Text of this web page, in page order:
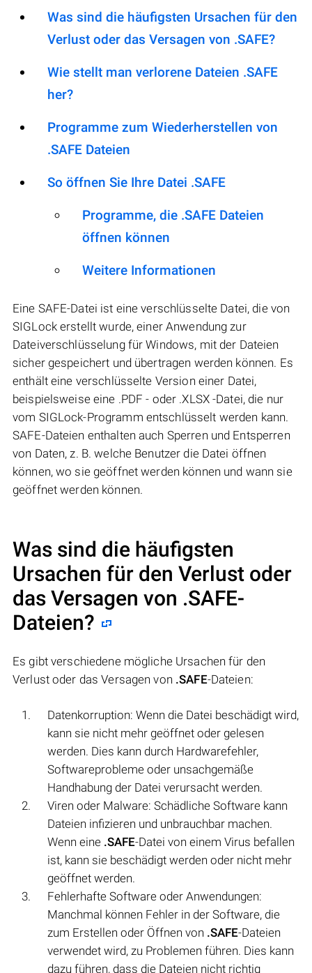
Was sind die häufigsten Ursachen für den
Verlust oder das Versagen von .SAFE?
Wie stellt man verlorene Dateien .SAFE
her?
Programme zum Wiederherstellen von
.SAFE Dateien
So öffnen Sie Ihre Datei .SAFE
Programme, die .SAFE Dateien
öffnen können
Weitere Informationen
Eine SAFE-Datei ist eine verschlüsselte Datei, die von
SIGLock erstellt wurde, einer Anwendung zur
Dateiverschlüsselung für Windows, mit der Dateien
sicher gespeichert und übertragen werden können. Es
enthält eine verschlüsselte Version einer Datei,
beispielsweise eine .PDF - oder .XLSX -Datei, die nur
vom SIGLock-Programm entschlüsselt werden kann.
SAFE-Dateien enthalten auch Sperren und Entsperren
von Daten, z. B. welche Benutzer die Datei öffnen
können, wo sie geöffnet werden können und wann sie
geöffnet werden können.
Was sind die häufigsten
Ursachen für den Verlust oder
das Versagen von .SAFE-
Dateien?
Es gibt verschiedene mögliche Ursachen für den
Verlust oder das Versagen von .SAFE-Dateien:
Datenkorruption: Wenn die Datei beschädigt wird,
kann sie nicht mehr geöffnet oder gelesen
werden. Dies kann durch Hardwarefehler,
Softwareprobleme oder unsachgemäße
Handhabung der Datei verursacht werden.
Viren oder Malware: Schädliche Software kann
Dateien infizieren und unbrauchbar machen.
Wenn eine .SAFE-Datei von einem Virus befallen
ist, kann sie beschädigt werden oder nicht mehr
geöffnet werden.
Fehlerhafte Software oder Anwendungen:
Manchmal können Fehler in der Software, die
zum Erstellen oder Öffnen von .SAFE-Dateien
verwendet wird, zu Problemen führen. Dies kann
dazu führen, dass die Dateien nicht richtig